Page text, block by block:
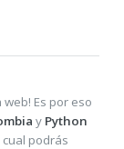
Es por eso
y Python
podrás